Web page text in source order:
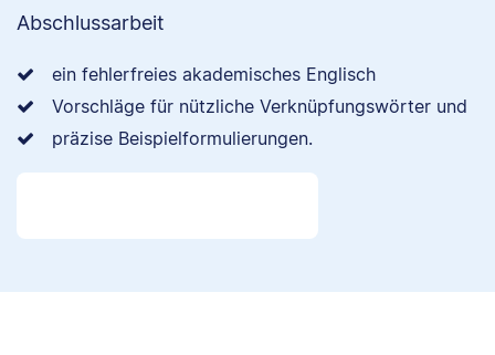
Abschlussarbeit
ein fehlerfreies akademisches Englisch
Vorschläge für nützliche Verknüpfungswörter und
präzise Beispielformulierungen.